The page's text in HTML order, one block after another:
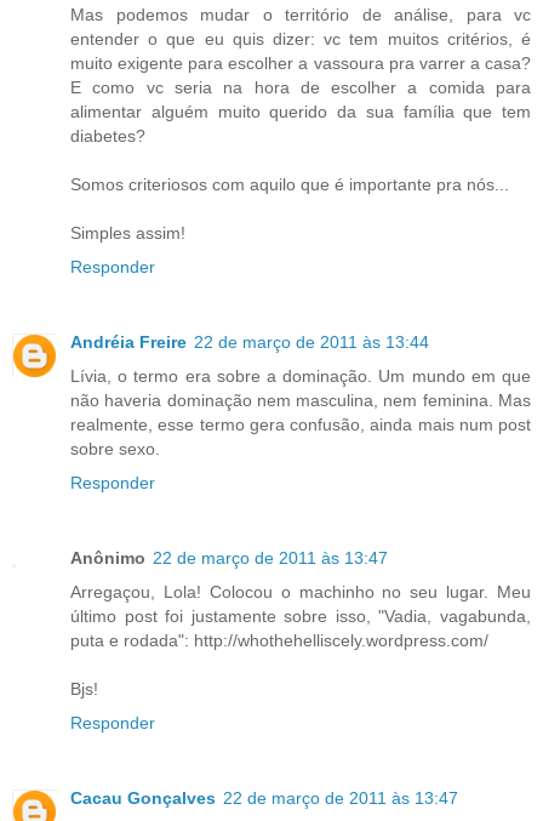
Mas podemos mudar o território de análise, para vc
entender o que eu quis dizer: vc tem muitos critérios, é
muito exigente para escolher a vassoura pra varrer a casa?
E como vc seria na hora de escolher a comida para
alimentar alguém muito querido da sua família que tem
diabetes?
Somos criteriosos com aquilo que é importante pra nós...
Simples assim!
Responder
Andréia Freire 22 de março de 2011 às 13:44
Lívia, o termo era sobre a dominação. Um mundo em que
não haveria dominação nem masculina, nem feminina. Mas
realmente, esse termo gera confusão, ainda mais num post
sobre sexo.
Responder
Anônimo 22 de março de 2011 às 13:47
Arregaçou, Lola! Colocou o machinho no seu lugar. Meu
último post foi justamente sobre isso, "Vadia, vagabunda,
puta e rodada": http://whothehelliscely.wordpress.com/
Bjs!
Responder
Cacau Gonçalves 22 de março de 2011 às 13:47